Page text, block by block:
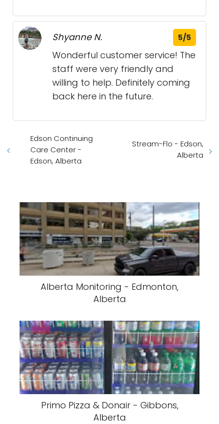
Shyanne N. 5/5
Wonderful customer service! The
staff were very friendly and
willing to help. Definitely coming
back here in the future.
Edson Continuing
Care Center -
Edson, Alberta
Stream-Flo - Edson,
Alberta
Alberta Monitoring - Edmonton,
Alberta
Primo Pizza & Donair - Gibbons,
Alberta